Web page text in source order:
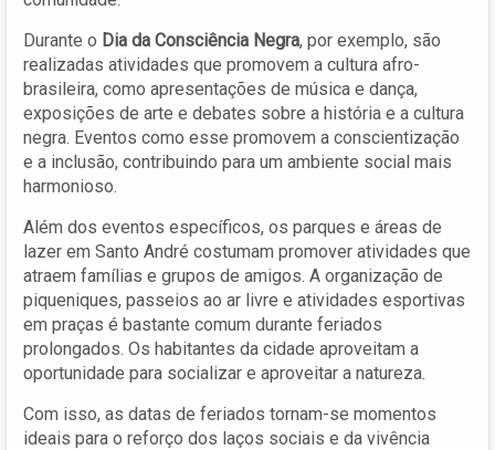
Durante o Dia da Consciência Negra, por exemplo, são
realizadas atividades que promovem a cultura afro-
brasileira, como apresentações de música e dança,
exposições de arte e debates sobre a história e a cultura
negra. Eventos como esse promovem a conscientização
e a inclusão, contribuindo para um ambiente social mais
harmonioso.
Além dos eventos específicos, os parques e áreas de
lazer em Santo André costumam promover atividades que
atraem famílias e grupos de amigos. A organização de
piqueniques, passeios ao ar livre e atividades esportivas
em praças é bastante comum durante feriados
prolongados. Os habitantes da cidade aproveitam a
oportunidade para socializar e aproveitar a natureza.
Com isso, as datas de feriados tornam-se momentos
ideais para o reforço dos laços sociais e da vivência